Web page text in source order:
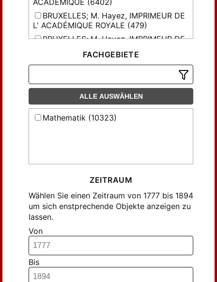
Chasteler, du (78)
Chevalier, Abbé (68)
Coemans, Eugène (21)
Decker, P. de (25)
Devaux, Paul (80)
Dumont, A.H. (6)
Duprez, F. (104)
Gachard (172)
Gallitzin, de le Prin de (21)
Gerard (29)
Ghesquiere, Josepho (80)
Gilbert, Ph. (21)
Gluge (12)
Godart (7)
Hansteen (19)
ACADÉMIQUE (6402)
BRUXELLES; M. Hayez, IMPRIMEUR DE
L' ACADÉMIQUE ROYALE (479)
BRUXELLES; M. Hayez, IMPRIMEUR DE
L'Académie royale de Bruxelles (2739)
M. Hayez, IMPRIMEUR DE L'ACADEMIE
ROYALE (437)
FACHGEBIETE
ALLE AUSWÄHLEN
Mathematik (10323)
ZEITRAUM
Wählen Sie einen Zeitraum von 1777 bis 1894
um sich enstprechende Objekte anzeigen zu
lassen.
Von
Bis